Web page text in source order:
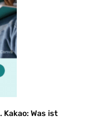
Kakao: Was ist